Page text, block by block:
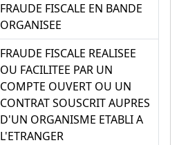
FRAUDE FISCALE EN BANDE
ORGANISEE
FRAUDE FISCALE REALISEE
OU FACILITEE PAR UN
COMPTE OUVERT OU UN
CONTRAT SOUSCRIT AUPRES
D'UN ORGANISME ETABLI A
L'ETRANGER